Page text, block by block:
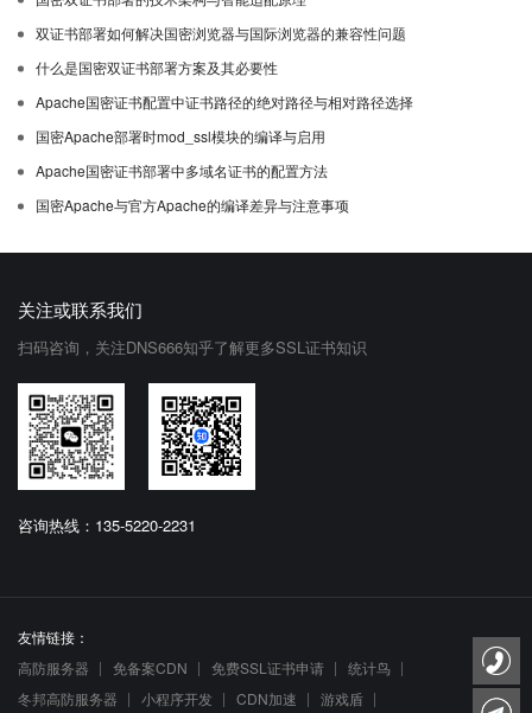
双证书部署如何解决国密浏览器与国际浏览器的兼容性问题
什么是国密双证书部署方案及其必要性
Apache国密证书配置中证书路径的绝对路径与相对路径选择
国密Apache部署时mod_ssl模块的编译与启用
Apache国密证书部署中多域名证书的配置方法
国密Apache与官方Apache的编译差异与注意事项
关注或联系我们
扫码咨询，关注DNS666知乎了解更多SSL证书知识
咨询热线：135-5220-2231
友情链接：
高防服务器
免备案CDN 免费SSL证书申请
统计鸟
冬邦高防服务器
小程序开发 CDN加速 游戏盾